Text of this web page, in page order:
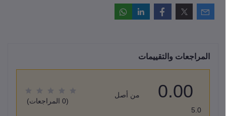
المراجعات والتقييمات
0.00
من أصل
5.0
(0 المراجعات)